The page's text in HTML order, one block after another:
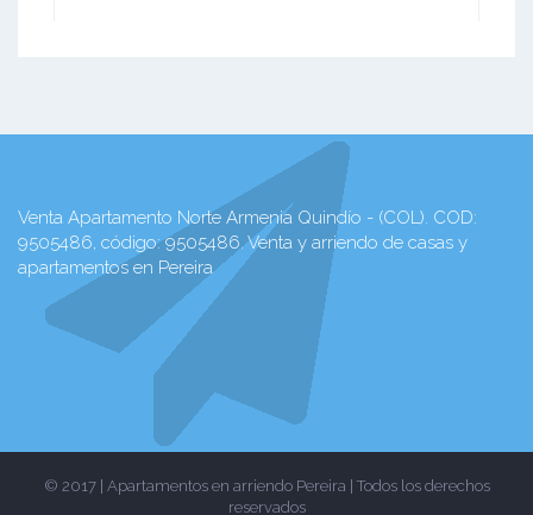
Venta Apartamento Norte Armenia Quindío - (COL). COD:
9505486, código: 9505486. Venta y arriendo de casas y
apartamentos en Pereira
© 2017 | Apartamentos en arriendo Pereira | Todos los derechos
reservados